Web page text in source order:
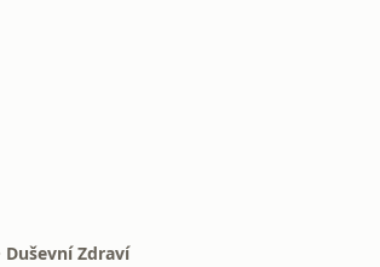
Duševní Zdraví